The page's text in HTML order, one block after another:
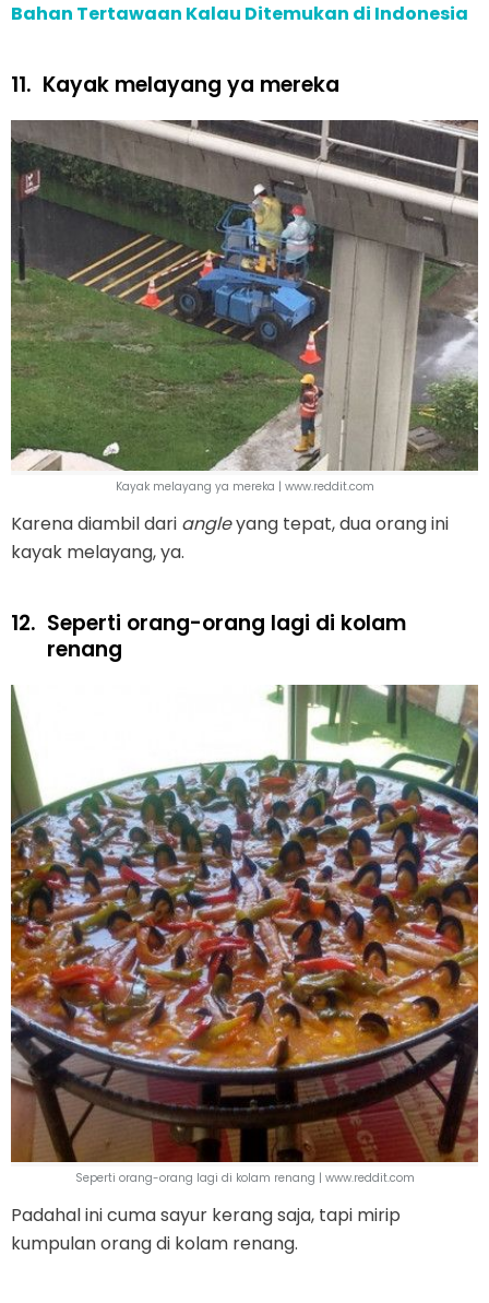
Bahan Tertawaan Kalau Ditemukan di Indonesia
11. Kayak melayang ya mereka
Kayak melayang ya mereka | www.reddit.com
Karena diambil dari angleyang tepat, dua orang ini
kayak melayang, ya.
12. Seperti orang-orang lagi di kolam
renang
Seperti orang-orang lagi di kolam renang | www.reddit.com
Padahal ini cuma sayur kerang saja, tapi mirip
kumpulan orang di kolam renang.